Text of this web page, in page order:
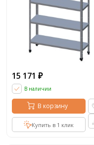
15 171 ₽
В наличии
В корзину
Купить в 1 клик